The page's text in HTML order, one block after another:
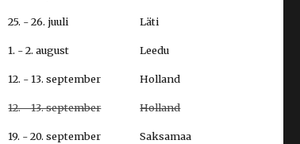
25. - 26. juuli Läti
1. - 2. august Leedu
12. - 13. september Holland
12. - 13. september Holland
19. - 20. september Saksamaa